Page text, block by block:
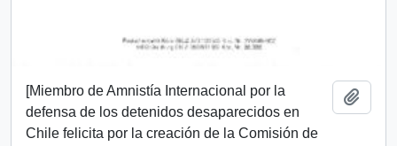
[Miembro de Amnistía Internacional por la
defensa de los detenidos desaparecidos en
Chile felicita por la creación de la Comisión de